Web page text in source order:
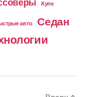
Купе
авто Седан